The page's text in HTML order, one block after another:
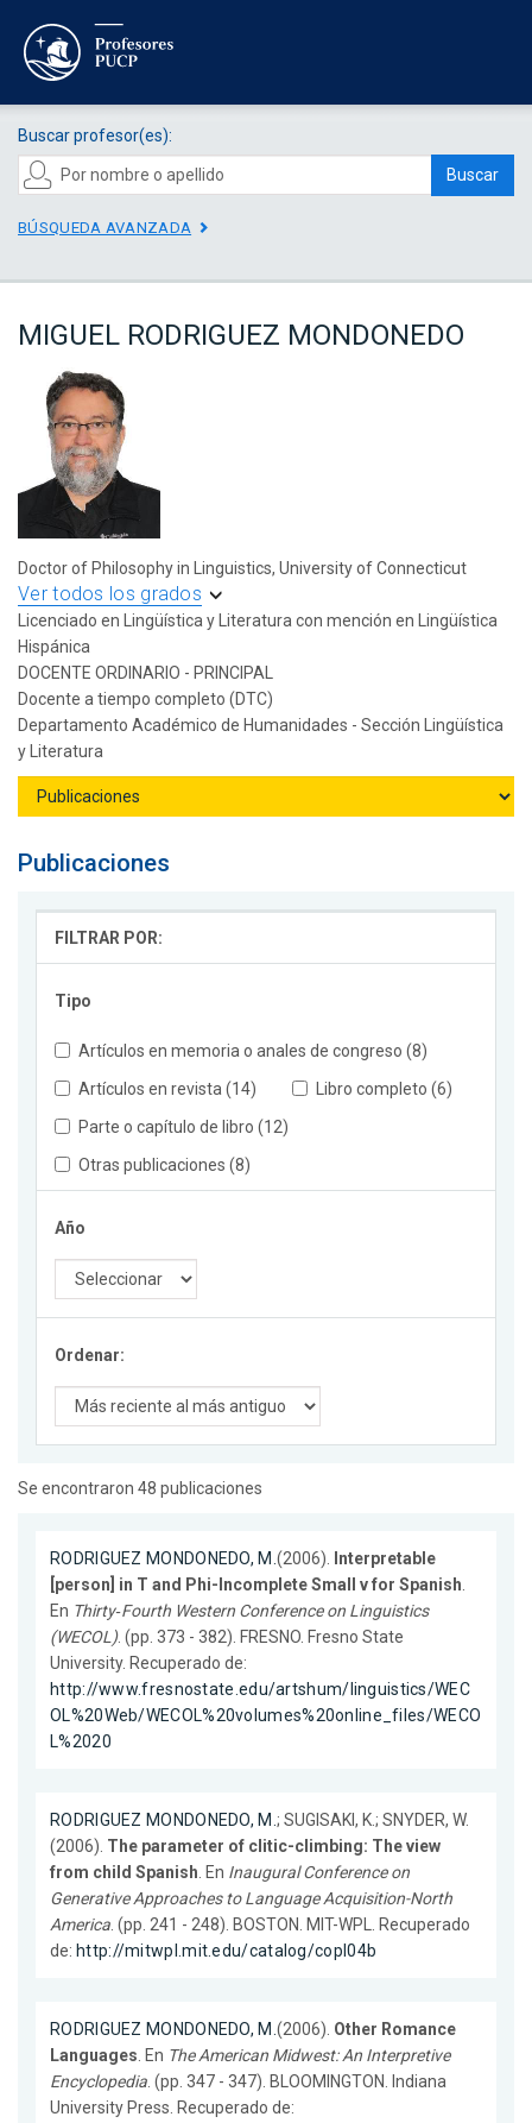
Buscar profesor(es):
Buscar
BÚSQUEDA AVANZADA
MIGUEL RODRIGUEZ MONDONEDO
Doctor of Philosophy in Linguistics, University of Connecticut
Ver todos los grados
Licenciado en Lingüística y Literatura con mención en Lingüística
Hispánica
DOCENTE ORDINARIO - PRINCIPAL
Docente a tiempo completo (DTC)
Departamento Académico de Humanidades - Sección Lingüística
y Literatura
Publicaciones
FILTRAR POR:
Tipo
Artículos en memoria o anales de congreso (8)
Artículos en revista (14)
Libro completo (6)
Parte o capítulo de libro (12)
Otras publicaciones (8)
Año
Ordenar:
Se encontraron 48 publicaciones
RODRIGUEZ MONDONEDO, M.(2006). Interpretable
[person] in T and Phi-Incomplete Small v for Spanish.
En Thirty‐Fourth Western Conference on Linguistics
(WECOL). (pp. 373 - 382). FRESNO. Fresno State
University. Recuperado de:
http://www.fresnostate.edu/artshum/linguistics/WEC
OL%20Web/WECOL%20volumes%20online_files/WECO
L%2020
RODRIGUEZ MONDONEDO, M.; SUGISAKI, K.; SNYDER, W.
(2006). The parameter of clitic-climbing: The view
from child Spanish. En Inaugural Conference on
Generative Approaches to Language Acquisition-North
America. (pp. 241 - 248). BOSTON. MIT-WPL. Recuperado
de: http://mitwpl.mit.edu/catalog/copl04b
RODRIGUEZ MONDONEDO, M.(2006). Other Romance
Languages. En The American Midwest: An Interpretive
Encyclopedia. (pp. 347 - 347). BLOOMINGTON. Indiana
University Press. Recuperado de: